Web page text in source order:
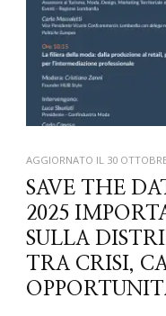
AGGIORNATO IL 30
SAVE THE
2025
SULLA
TRA CRISI,